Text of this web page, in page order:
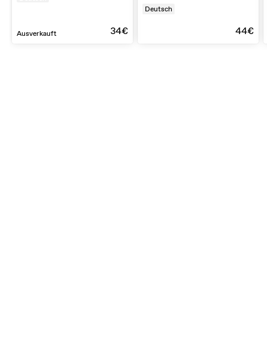
Ausverkauft 34€
Deutsch
44€